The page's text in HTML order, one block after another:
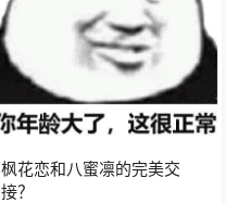
枫花恋和八蜜凛的完美交
接？